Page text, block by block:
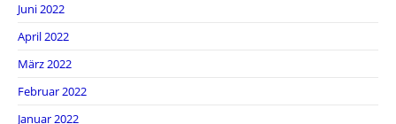
Juni 2022
April 2022
März 2022
Februar 2022
Januar 2022